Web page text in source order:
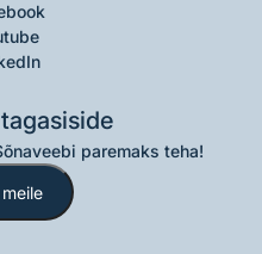
paremaks teha!